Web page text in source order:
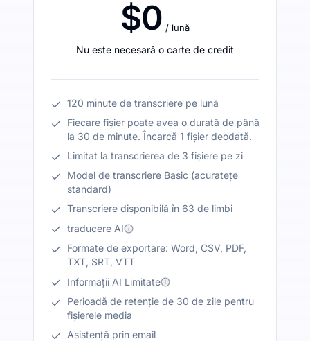
$0 / lună
Nu este necesară o carte de credit
120 minute de transcriere pe lună
Fiecare fișier poate avea o durată de până
la 30 de minute. Încarcă 1 fișier deodată.
Limitat la transcrierea de 3 fișiere pe zi
Model de transcriere Basic (acuratețe
standard)
Transcriere disponibilă în 63 de limbi
traducere AI
Formate de exportare: Word, CSV, PDF,
TXT, SRT, VTT
Informații AI Limitate
Perioadă de retenție de 30 de zile pentru
fișierele media
Asistență prin email